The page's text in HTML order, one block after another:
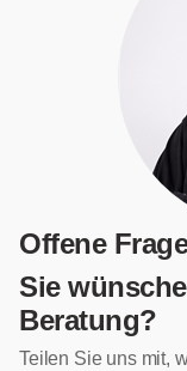
Offene
Sie
Beratung?
Teilen Sie uns mit,